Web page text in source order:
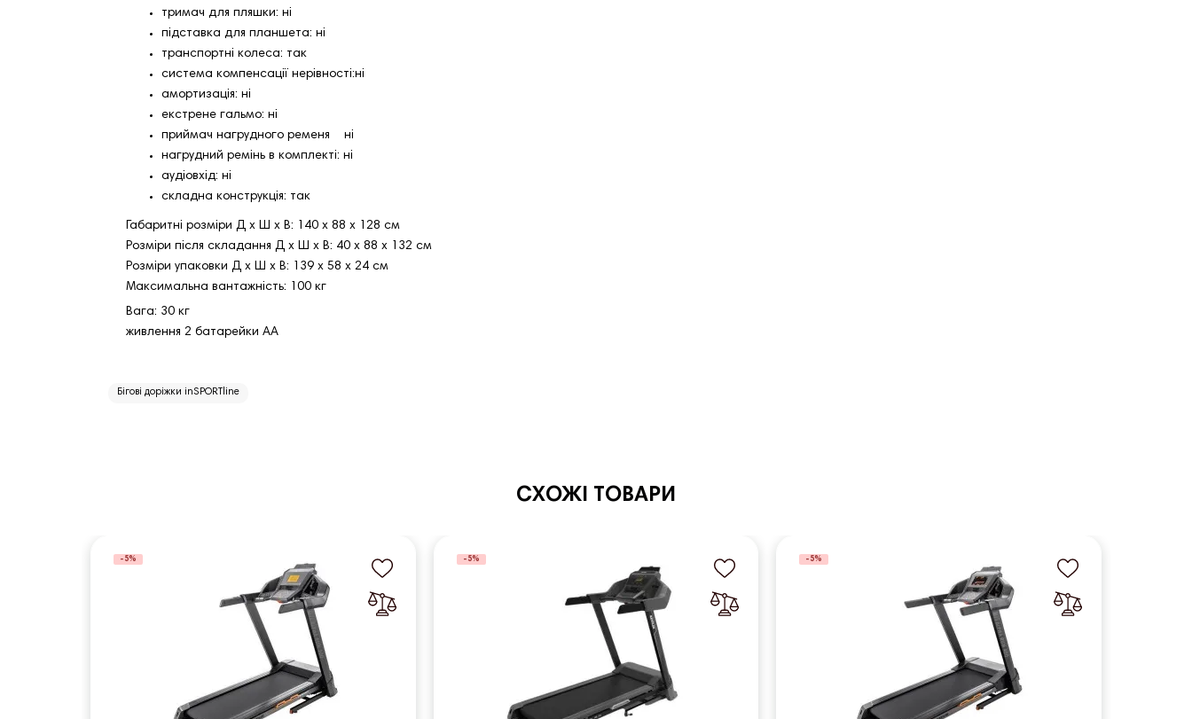
тримач для пляшки: ні
підставка для планшета: ні
транспортні колеса: так
система компенсації нерівності:ні
амортизація: ні
екстрене гальмо: ні
приймач нагрудного ременя ні
нагрудний ремінь в комплекті: ні
аудіовхід: ні
складна конструкція: так
Габаритні розміри Д х Ш х В: 140 х 88 х 128 см
Розміри після складання Д х Ш х В: 40 х 88 х 132 см
Розміри упаковки Д х Ш х В: 139 х 58 х 24 см
Максимальна вантажність: 100 кг
Вага: 30 кг
живлення 2 батарейки АА
Бігові доріжки inSPORTline
СХОЖІ ТОВАРИ
-5% -5% -5%